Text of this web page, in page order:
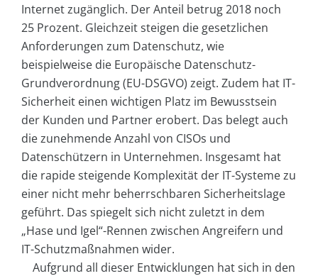
Internet zugänglich. Der Anteil betrug 2018 noch
25 Prozent. Gleichzeit steigen die gesetzlichen
Anforderungen zum Datenschutz, wie
beispielweise die Europäische Datenschutz-
Grundverordnung (EU-DSGVO) zeigt. Zudem hat IT-
Sicherheit einen wichtigen Platz im Bewusstsein
der Kunden und Partner erobert. Das belegt auch
die zunehmende Anzahl von CISOs und
Datenschützern in Unternehmen. Insgesamt hat
die rapide steigende Komplexität der IT-Systeme zu
einer nicht mehr beherrschbaren Sicherheitslage
geführt. Das spiegelt sich nicht zuletzt in dem
„Hase und Igel“-Rennen zwischen Angreifern und
IT-Schutzmaßnahmen wider.
Aufgrund all dieser Entwicklungen hat sich in den